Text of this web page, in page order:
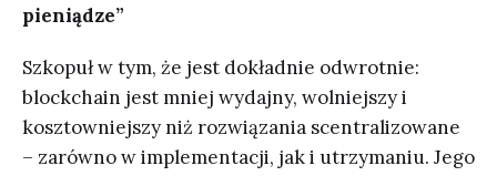
pieniądze”
Szkopuł w tym, że jest dokładnie odwrotnie:
blockchain jest mniej wydajny, wolniejszy i
kosztowniejszy niż rozwiązania scentralizowane
– zarówno w implementacji, jak i utrzymaniu. Jego